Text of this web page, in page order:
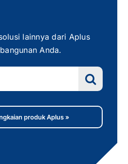
lainnya dari Aplus
Anda.
produk Aplus »